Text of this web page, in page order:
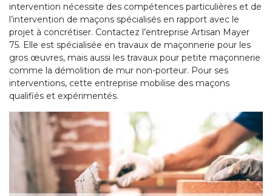
intervention nécessite des compétences particulières et de
l’intervention de maçons spécialisés en rapport avec le
projet à concrétiser. Contactez l’entreprise Artisan Mayer
75. Elle est spécialisée en travaux de maçonnerie pour les
gros œuvres, mais aussi les travaux pour petite maçonnerie
comme la démolition de mur non-porteur. Pour ses
interventions, cette entreprise mobilise des maçons
qualifiés et expérimentés.